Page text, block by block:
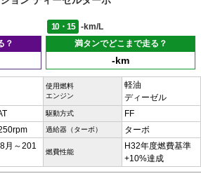
10・15
-km/L
？
満タンでどこまで走る？
-km
使用燃料
エンジン
軽油
ディーゼル
駆動方式 FF
過給器（ターボ） ターボ
月～201
燃費性能
H32年度燃費基準
+10%達成